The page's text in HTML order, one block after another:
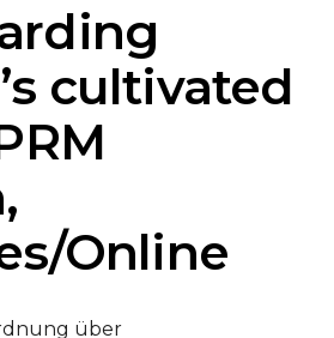
cultivated
Online
über